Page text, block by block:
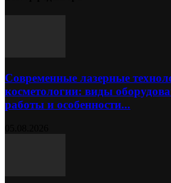
Современные лазерные
косметологии: виды
работы и особенности...